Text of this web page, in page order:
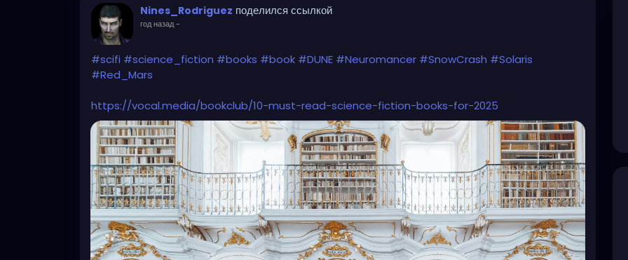
Nines_Rodriguez поделился ссылкой
год назад-
#scifi #science_fiction #books #book #DUNE #Neuromancer #SnowCrash #Solaris
#Red_Mars
https://vocal.media/bookclub/10-must-read-science-fiction-books-for-2025